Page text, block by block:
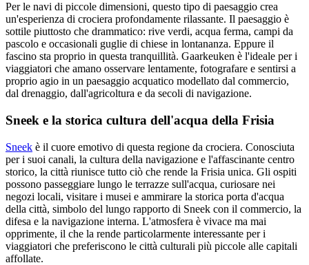
Per le navi di piccole dimensioni, questo tipo di paesaggio crea
un'esperienza di crociera profondamente rilassante. Il paesaggio è
sottile piuttosto che drammatico: rive verdi, acqua ferma, campi da
pascolo e occasionali guglie di chiese in lontananza. Eppure il
fascino sta proprio in questa tranquillità. Gaarkeuken è l'ideale per i
viaggiatori che amano osservare lentamente, fotografare e sentirsi a
proprio agio in un paesaggio acquatico modellato dal commercio,
dal drenaggio, dall'agricoltura e da secoli di navigazione.
Sneek e la storica cultura dell'acqua della Frisia
Sneek è il cuore emotivo di questa regione da crociera. Conosciuta
per i suoi canali, la cultura della navigazione e l'affascinante centro
storico, la città riunisce tutto ciò che rende la Frisia unica. Gli ospiti
possono passeggiare lungo le terrazze sull'acqua, curiosare nei
negozi locali, visitare i musei e ammirare la storica porta d'acqua
della città, simbolo del lungo rapporto di Sneek con il commercio, la
difesa e la navigazione interna. L'atmosfera è vivace ma mai
opprimente, il che la rende particolarmente interessante per i
viaggiatori che preferiscono le città culturali più piccole alle capitali
affollate.